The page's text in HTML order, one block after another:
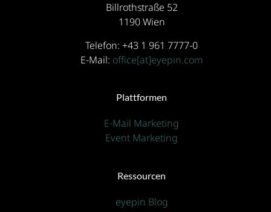
Billrothstraße 52
1190 Wien
Telefon: +43 1 961 7777-0
E-Mail: office[at]eyepin.com
Plattformen
E-Mail Marketing
Event Marketing
Ressourcen
eyepin Blog